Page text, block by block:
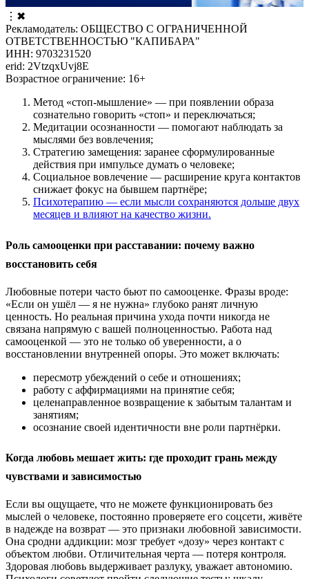
⋮ ✖
Рекламодатель: ОБЩЕСТВО С ОГРАНИЧЕННОЙ
ОТВЕТСТВЕННОСТЬЮ "КАПИБАРА"
ИНН: 9703231520
erid: 2VtzqxUvj8E
Возрастное ограничение: 16+
Метод «стоп-мышление» — при появлении образа
сознательно говорить «стоп» и переключаться;
Медитации осознанности — помогают наблюдать за
мыслями без вовлечения;
Стратегию замещения: заранее сформулированные
действия при импульсе думать о человеке;
Социальное вовлечение — расширение круга контактов
снижает фокус на бывшем партнёре;
Психотерапию — если мысли сохраняются дольше двух
месяцев и влияют на качество жизни.
Роль самооценки при расставании: почему важно
восстановить себя
Любовные потери часто бьют по самооценке. Фразы вроде:
«Если он ушёл — я не нужна» глубоко ранят личную
ценность. Но реальная причина ухода почти никогда не
связана напрямую с вашей полноценностью. Работа над
самооценкой — это не только об уверенности, а о
восстановлении внутренней опоры. Это может включать:
пересмотр убеждений о себе и отношениях;
работу с аффирмациями на принятие себя;
целенаправленное возвращение к забытым талантам и
занятиям;
осознание своей идентичности вне роли партнёрки.
Когда любовь мешает жить: где проходит грань между
чувствами и зависимостью
Если вы ощущаете, что не можете функционировать без
мыслей о человеке, постоянно проверяете его соцсети, живёте
в надежде на возврат — это признаки любовной зависимости.
Она сродни аддикции: мозг требует «дозу» через контакт с
объектом любви. Отличительная черта — потеря контроля.
Здоровая любовь выдерживает разлуку, уважает автономию.